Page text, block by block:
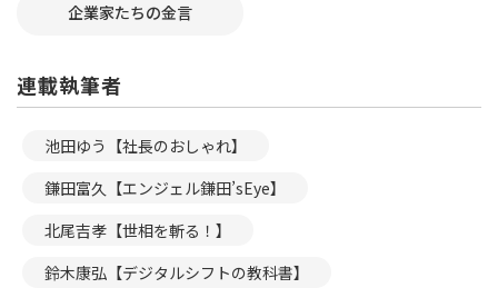
企業家たちの金言
連載執筆者
池田ゆう【社長のおしゃれ】
鎌田富久【エンジェル鎌田’sEye】
北尾吉孝【世相を斬る！】
鈴木康弘【デジタルシフトの教科書】